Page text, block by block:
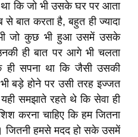
कि जो भी उसके घर पर आता
बात करता है, बहुत ही ज्यादा
जो कुछ भी हुआ उसमें उसके
ही बात पर आगे भी चलता
सपना था कि जैसी उसकी
बड़े होने पर उसी तरह इज्जत
समझाते रहते थे कि सेवा ही
करना चाहिए कि हम जितना
जितनी हमसे मदद हो सके उसमें